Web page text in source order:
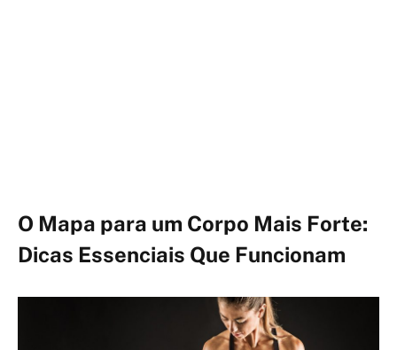
O Mapa para um Corpo Mais Forte:
Dicas Essenciais Que Funcionam